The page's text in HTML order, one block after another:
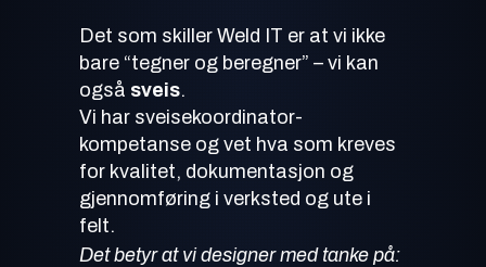
Det som skiller Weld IT er at vi ikke
bare “tegner og beregner” – vi kan
også sveis.
Vi har sveisekoordinator-
kompetanse og vet hva som kreves
for kvalitet, dokumentasjon og
gjennomføring i verksted og ute i
felt.
Det betyr at vi designer med tanke på: